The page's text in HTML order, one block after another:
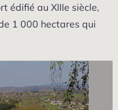
édifié au XIIIe siècle,
1 000 hectares qui